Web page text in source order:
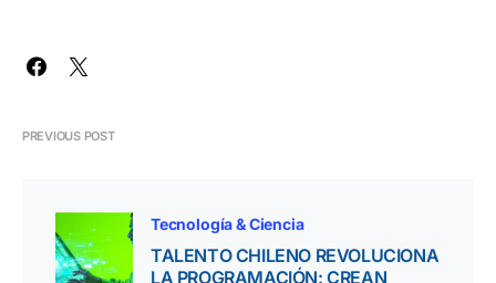
PREVIOUS POST
Tecnología & Ciencia
TALENTO CHILENO REVOLUCIONA
LA PROGRAMACIÓN: CREAN